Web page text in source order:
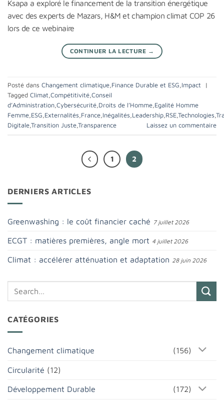
Ksapa a exploré le financement de la transition énergétique
avec des experts de Mazars, H&M et champion climat COP 26
lors de ce webinaire
CONTINUER LA LECTURE →
Posté dans Changement climatique,Finance Durable et ESG,Impact
|
Tagged Climat,Compétitivité,Conseil
d’Administration,Cybersécurité,Droits de l’Homme,Egalité Homme
Femme,ESG,Externalités,France,Inégalités,Leadership,RSE,Technologies,
Digitale,Transition Juste,Transparence Laissez un commentaire
1 2
DERNIERS ARTICLES
Greenwashing : le coût financier caché 7 juillet 2026
ECGT : matières premières, angle mort 4 juillet 2026
Climat : accélérer atténuation et adaptation 28 juin 2026
CATÉGORIES
Changement climatique (156)
Circularité (12)
Développement Durable (172)